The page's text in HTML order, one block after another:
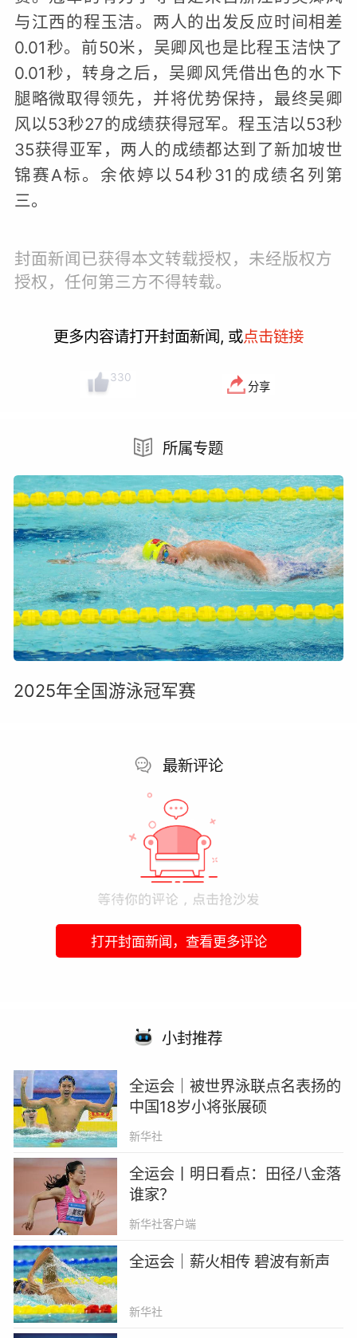
与江西的程玉洁。两人的出发反应时间相差
0.01秒。前50米，吴卿风也是比程玉洁快了
0.01秒，转身之后，吴卿风凭借出色的水下
腿略微取得领先，并将优势保持，最终吴卿
风以53秒27的成绩获得冠军。程玉洁以53秒
35获得亚军，两人的成绩都达到了新加坡世
锦赛A标。余依婷以54秒31的成绩名列第
三。
封面新闻已获得本文转载授权，未经版权方
授权，任何第三方不得转载。
更多内容请打开封面新闻, 或点击链接
330
分享
所属专题
2025年全国游泳冠军赛
最新评论
打开封面新闻，查看更多评论
小封推荐
全运会｜被世界泳联点名表扬的
中国18岁小将张展硕
新华社
全运会丨明日看点：田径八金落
谁家？
新华社客户端
全运会｜薪火相传 碧波有新声
新华社